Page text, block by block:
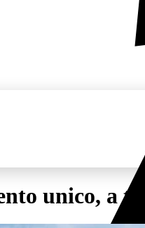
unico, a